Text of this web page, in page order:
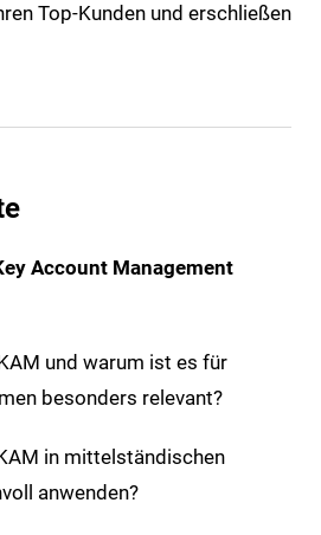
Top-Kunden und erschließen
Account Management
und warum ist es für
besonders relevant?
in mittelständischen
anwenden?